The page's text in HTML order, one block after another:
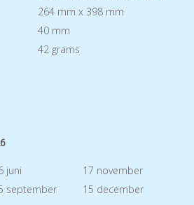
264 mm x 398 mm
40 mm
42 grams
juni
17 november
september 15 december